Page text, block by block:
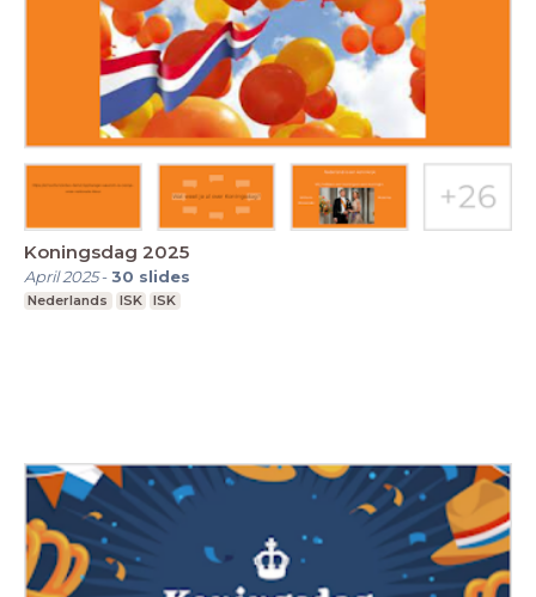
Koningsdag 2025
April 2025-30 slides
Nederlands ISK ISK